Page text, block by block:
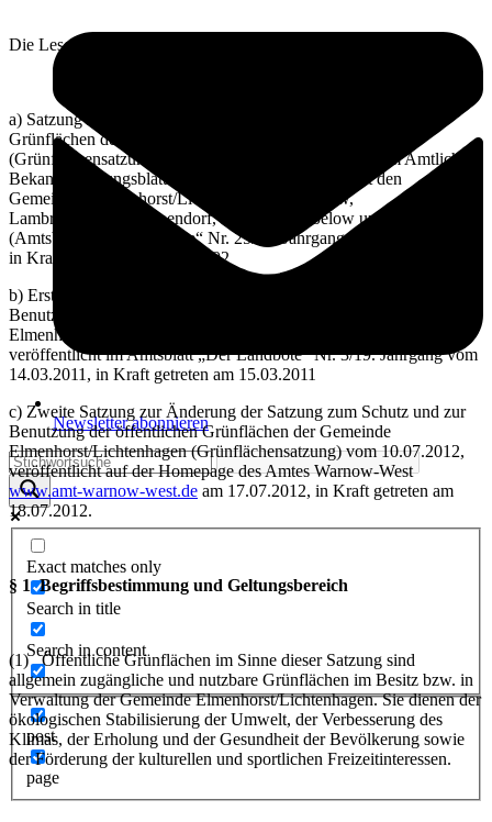
Newsletter abonnieren
Exact matches only
Search in title
Search in content
post
page
Die Lesefassung berücksichtigt die
a) Satzung zum Schutz und zur Benutzung der öffentlichen
Grünflächen der Gemeinde Elmenhorst/Lichtenhagen
(Grünflächensatzung) vom 22.10.2002, veröffentlicht im Amtlichen
Bekanntmachungsblatt des Amtes Warnow-West mit den
Gemeinden Elmenhorst/Lichtenhagen, Kritzmow,
Lambrechtshagen, Papendorf, Pölchow, Stäbelow und Ziesendorf
(Amtsblatt) „Der Landbote“ Nr. 25/10. Jahrgang vom 15.11.2002,
in Kraft getreten am 16.11.2002
b) Erste Satzung zur Änderung der Satzung zum Schutz und zur
Benutzung der öffentlichen Grünflächen der Gemeinde
Elmenhorst/Lichtenhagen (Grünflächensatzung) vom 08.02.2011,
veröffentlicht im Amtsblatt „Der Landbote“ Nr. 3/19. Jahrgang vom
14.03.2011, in Kraft getreten am 15.03.2011
c) Zweite Satzung zur Änderung der Satzung zum Schutz und zur
Benutzung der öffentlichen Grünflächen der Gemeinde
Elmenhorst/Lichtenhagen (Grünflächensatzung) vom 10.07.2012,
veröffentlicht auf der Homepage des Amtes Warnow-West
www.amt-warnow-west.de am 17.07.2012, in Kraft getreten am
18.07.2012.
§ 1 Begriffsbestimmung und Geltungsbereich
(1) Öffentliche Grünflächen im Sinne dieser Satzung sind
allgemein zugängliche und nutzbare Grünflächen im Besitz bzw. in
Verwaltung der Gemeinde Elmenhorst/Lichtenhagen. Sie dienen der
ökologischen Stabilisierung der Umwelt, der Verbesserung des
Klimas, der Erholung und der Gesundheit der Bevölkerung sowie
der Förderung der kulturellen und sportlichen Freizeitinteressen.